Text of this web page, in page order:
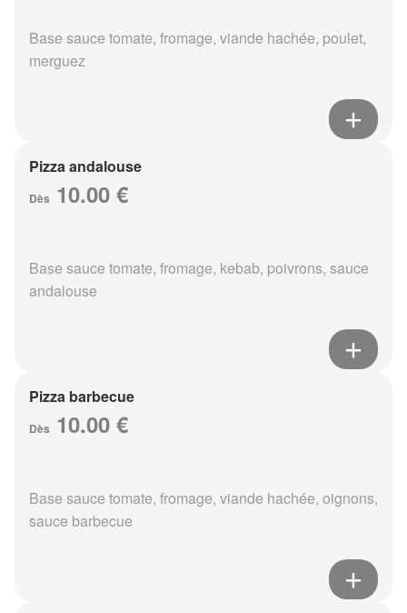
Base sauce tomate, fromage, viande hachée, poulet,
merguez
Pizza andalouse
Dès 10.00 €
Base sauce tomate, fromage, kebab, poivrons, sauce
andalouse
Pizza barbecue
Dès 10.00 €
Base sauce tomate, fromage, viande hachée, oignons,
sauce barbecue